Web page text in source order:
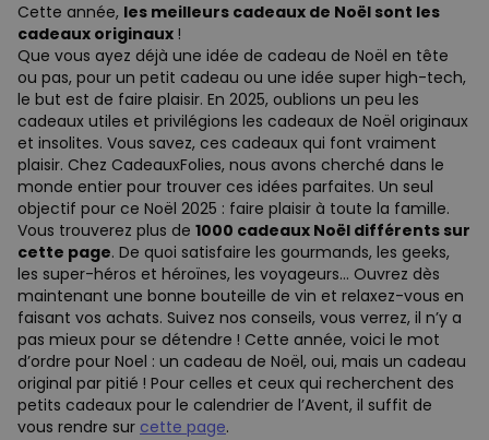
Cette année, les meilleurs cadeaux de Noël sont les
cadeaux originaux !
Que vous ayez déjà une idée de cadeau de Noël en tête
ou pas, pour un petit cadeau ou une idée super high-tech,
le but est de faire plaisir. En 2025, oublions un peu les
cadeaux utiles et privilégions les cadeaux de Noël originaux
et insolites. Vous savez, ces cadeaux qui font vraiment
plaisir. Chez CadeauxFolies, nous avons cherché dans le
monde entier pour trouver ces idées parfaites. Un seul
objectif pour ce Noël 2025 : faire plaisir à toute la famille.
Vous trouverez plus de 1000 cadeaux Noël différents sur
cette page. De quoi satisfaire les gourmands, les geeks,
les super-héros et héroïnes, les voyageurs… Ouvrez dès
maintenant une bonne bouteille de vin et relaxez-vous en
faisant vos achats. Suivez nos conseils, vous verrez, il n’y a
pas mieux pour se détendre ! Cette année, voici le mot
d’ordre pour Noel : un cadeau de Noël, oui, mais un cadeau
original par pitié ! Pour celles et ceux qui recherchent des
petits cadeaux pour le calendrier de l’Avent, il suffit de
vous rendre sur cette page.